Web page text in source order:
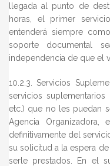
llegada al punto de
horas, el primer
entenderá siempre
soporte documental
independencia de que el
10.2.3. Servicios
servicios
etc.) que no les puedan
Agencia
definitivamente del
su solicitud a la espera
serle prestados. En el